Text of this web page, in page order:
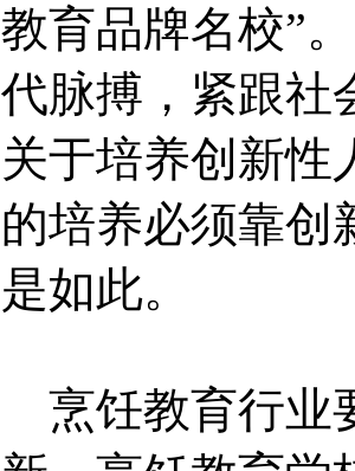
教育品牌名校”
代脉搏，紧跟社
关于培养创新性
的培养必须靠创
是如此。
烹饪教育行业